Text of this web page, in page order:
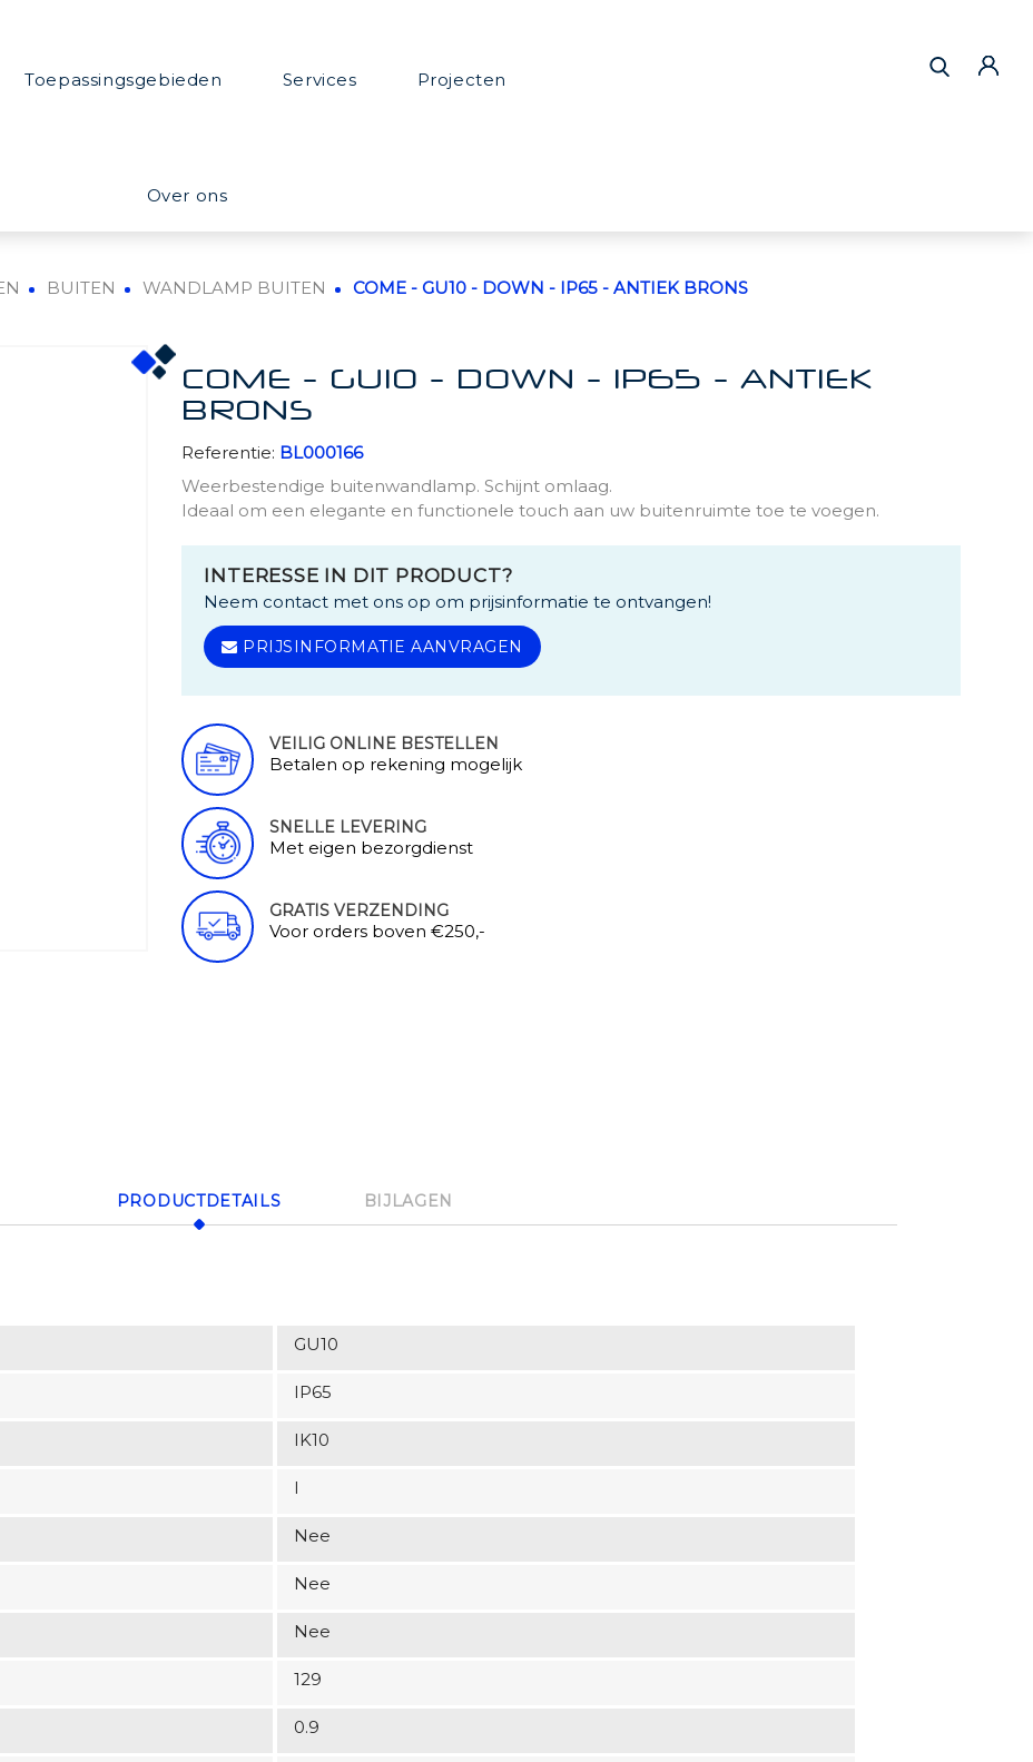
Toepassingsgebieden Services Projecten
Over ons
BUITEN WANDLAMP BUITEN COME - GU10 - DOWN - IP65 - ANTIEK BRONS
COME - GU10 - DOWN - IP65 - ANTIEK
BRONS
Referentie: BL000166
Weerbestendige buitenwandlamp. Schijnt omlaag.
Ideaal om een ​​elegante en functionele touch aan uw buitenruimte toe te voegen.
INTERESSE IN DIT PRODUCT?
Neem contact met ons op om prijsinformatie te ontvangen!
PRIJSINFORMATIE AANVRAGEN
VEILIG ONLINE BESTELLEN
Betalen op rekening mogelijk
SNELLE LEVERING
Met eigen bezorgdienst
GRATIS VERZENDING
Voor orders boven €250,-
PRODUCTDETAILS BIJLAGEN
GU10
IP65
IK10
I
Nee
Nee
Nee
129
0.9